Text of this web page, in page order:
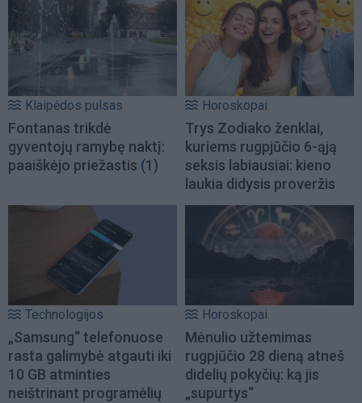
Klaipėdos pulsas
Fontanas trikdė
gyventojų ramybę naktį:
paaiškėjo priežastis (1)
Horoskopai
Trys Zodiako ženklai,
kuriems rugpjūčio 6-ąją
seksis labiausiai: kieno
laukia didysis proveržis
Technologijos
„Samsung“ telefonuose
rasta galimybė atgauti iki
10 GB atminties
neištrinant programėlių
Horoskopai
Mėnulio užtemimas
rugpjūčio 28 dieną atneš
didelių pokyčių: ką jis
„supurtys“